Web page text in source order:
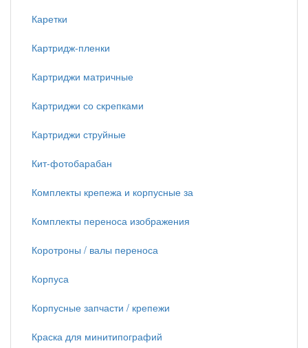
Каретки
Картридж-пленки
Картриджи матричные
Картриджи со скрепками
Картриджи струйные
Кит-фотобарабан
Комплекты крепежа и корпусные за
Комплекты переноса изображения
Коротроны / валы переноса
Корпуса
Корпусные запчасти / крепежи
Краска для минитипографий